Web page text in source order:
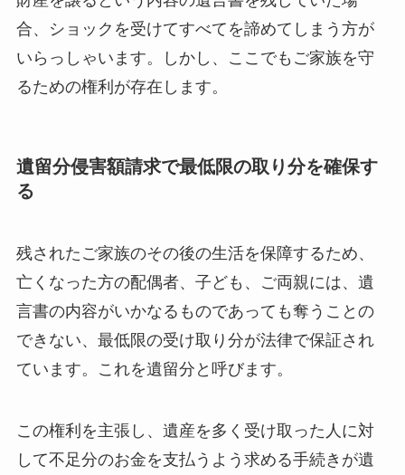
合、ショックを受けてすべてを諦めてしまう方が
いらっしゃいます。しかし、ここでもご家族を守
るための権利が存在します。
遺留分侵害額請求で最低限の取り分を確保す
る
残されたご家族のその後の生活を保障するため、
亡くなった方の配偶者、子ども、ご両親には、遺
言書の内容がいかなるものであっても奪うことの
できない、最低限の受け取り分が法律で保証され
ています。これを遺留分と呼びます。
この権利を主張し、遺産を多く受け取った人に対
して不足分のお金を支払うよう求める手続きが遺